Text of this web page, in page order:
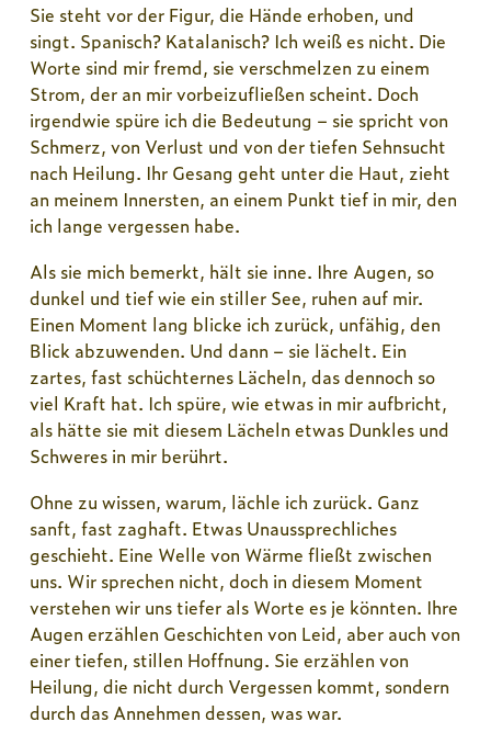
Sie steht vor der Figur, die Hände erhoben, und
singt. Spanisch? Katalanisch? Ich weiß es nicht. Die
Worte sind mir fremd, sie verschmelzen zu einem
Strom, der an mir vorbeizufließen scheint. Doch
irgendwie spüre ich die Bedeutung – sie spricht von
Schmerz, von Verlust und von der tiefen Sehnsucht
nach Heilung. Ihr Gesang geht unter die Haut, zieht
an meinem Innersten, an einem Punkt tief in mir, den
ich lange vergessen habe.
Als sie mich bemerkt, hält sie inne. Ihre Augen, so
dunkel und tief wie ein stiller See, ruhen auf mir.
Einen Moment lang blicke ich zurück, unfähig, den
Blick abzuwenden. Und dann – sie lächelt. Ein
zartes, fast schüchternes Lächeln, das dennoch so
viel Kraft hat. Ich spüre, wie etwas in mir aufbricht,
als hätte sie mit diesem Lächeln etwas Dunkles und
Schweres in mir berührt.
Ohne zu wissen, warum, lächle ich zurück. Ganz
sanft, fast zaghaft. Etwas Unaussprechliches
geschieht. Eine Welle von Wärme fließt zwischen
uns. Wir sprechen nicht, doch in diesem Moment
verstehen wir uns tiefer als Worte es je könnten. Ihre
Augen erzählen Geschichten von Leid, aber auch von
einer tiefen, stillen Hoffnung. Sie erzählen von
Heilung, die nicht durch Vergessen kommt, sondern
durch das Annehmen dessen, was war.